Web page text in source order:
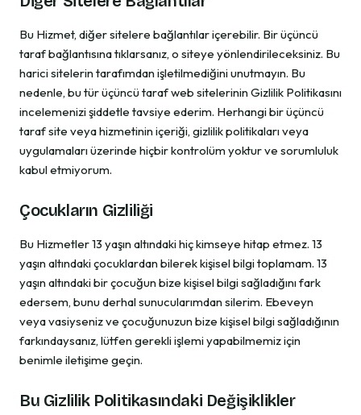
Bu Hizmet, diğer sitelere bağlantılar içerebilir. Bir üçüncü
taraf bağlantısına tıklarsanız, o siteye yönlendirileceksiniz. Bu
harici sitelerin tarafımdan işletilmediğini unutmayın. Bu
nedenle, bu tür üçüncü taraf web sitelerinin Gizlilik Politikasını
incelemenizi şiddetle tavsiye ederim. Herhangi bir üçüncü
taraf site veya hizmetinin içeriği, gizlilik politikaları veya
uygulamaları üzerinde hiçbir kontrolüm yoktur ve sorumluluk
kabul etmiyorum.
Çocukların Gizliliği
Bu Hizmetler 13 yaşın altındaki hiç kimseye hitap etmez. 13
yaşın altındaki çocuklardan bilerek kişisel bilgi toplamam. 13
yaşın altındaki bir çocuğun bize kişisel bilgi sağladığını fark
edersem, bunu derhal sunucularımdan silerim. Ebeveyn
veya vasiyseniz ve çocuğunuzun bize kişisel bilgi sağladığının
farkındaysanız, lütfen gerekli işlemi yapabilmemiz için
benimle iletişime geçin.
Bu Gizlilik Politikasındaki Değişiklikler